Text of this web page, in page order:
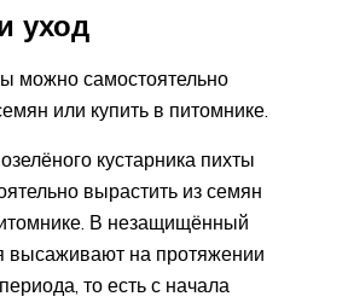
уход
можно самостоятельно
или купить в питомнике.
кустарника пихты
вырастить из семян
В незащищённый
высаживают на протяжении
то есть с начала